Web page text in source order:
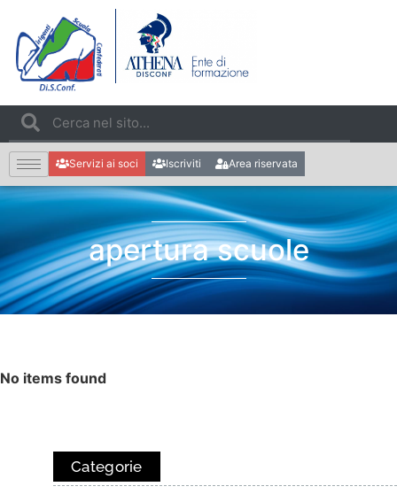
Servizi ai soci Iscriviti Area riservata
apertura scuole
No items found
Categorie